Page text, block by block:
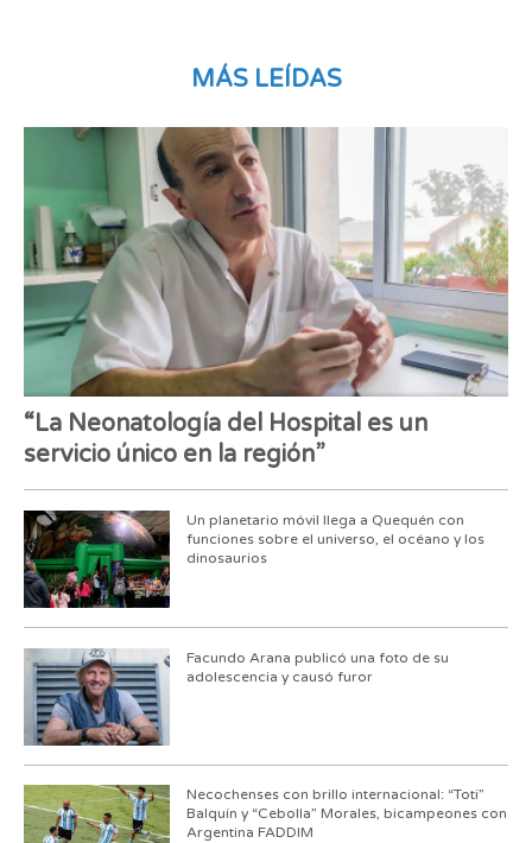
MÁS LEÍDAS
“La Neonatología del Hospital es un
servicio único en la región”
Un planetario móvil llega a Quequén con
funciones sobre el universo, el océano y los
dinosaurios
Facundo Arana publicó una foto de su
adolescencia y causó furor
Necochenses con brillo internacional: “Toti”
Balquín y “Cebolla” Morales, bicampeones con
Argentina FADDIM